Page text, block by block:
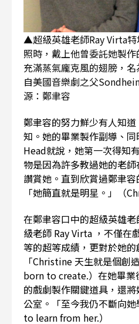
▲超級英雄老師Ray Virta
照時，戴上他曾委託她製
充滿蒸氣龐克風的翅膀，
自美國音樂劇之父
源：鄭聿容
鄭聿容的努力鮮少有人知
知。她的畢業製作副導、
Head就說，她第一次得知
物是因為許多教過她的老
讚賞她。直到欣賞過鄭聿容
「她簡直就是明星。」（
在鄭聿容口中的超級英雄
級老師 Ray Virta ，不僅在
等的超等成績，更對於她的
「Christine 天生就是個創
born to create.）在她畢業
的戲劇製作關鍵道具，還
公室。「至今我仍不斷向
to learn from her.）